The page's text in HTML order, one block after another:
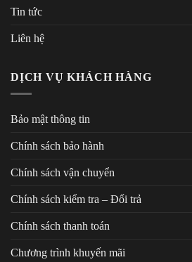
Tin tức
Liên hệ
DỊCH VỤ KHÁCH HÀNG
Bảo mật thông tin
Chính sách bảo hành
Chính sách vận chuyển
Chính sách kiểm tra – Đổi trả
Chính sách thanh toán
Chương trình khuyến mãi